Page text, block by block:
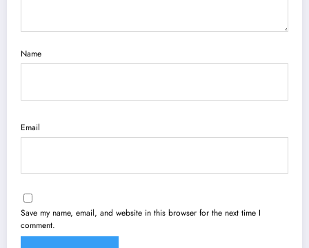
Name
Email
Save my name, email, and website in this browser for the next time I
comment.